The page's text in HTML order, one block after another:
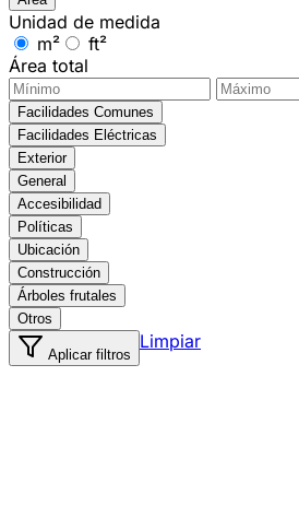
Unidad de medida
m²
ft²
Área total
Facilidades Comunes
Facilidades Eléctricas
Exterior
General
Accesibilidad
Políticas
Ubicación
Construcción
Árboles frutales
Otros
Aplicar filtros
Limpiar